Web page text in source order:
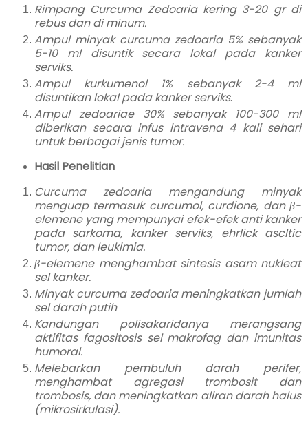
Rimpang Curcuma Zedoaria kering 3-20 gr di
rebus dan di minum.
Ampul minyak curcuma zedoaria 5% sebanyak
5-10 ml disuntik secara lokal pada kanker
serviks.
Ampul kurkumenol 1% sebanyak 2-4 ml
disuntikan lokal pada kanker serviks.
Ampul zedoariae 30% sebanyak 100-300 ml
diberikan secara infus intravena 4 kali sehari
untuk berbagai jenis tumor.
Hasil Penelitian
Curcuma zedoaria mengandung minyak
menguap termasuk curcumol, curdione, dan β-
elemene yang mempunyai efek-efek anti kanker
pada sarkoma, kanker serviks, ehrlick ascltic
tumor, dan leukimia.
β-elemene menghambat sintesis asam nukleat
sel kanker.
Minyak curcuma zedoaria meningkatkan jumlah
sel darah putih
Kandungan polisakaridanya merangsang
aktifitas fagositosis sel makrofag dan imunitas
humoral.
Melebarkan pembuluh darah perifer,
menghambat agregasi trombosit dan
trombosis, dan meningkatkan aliran darah halus
(mikrosirkulasi).